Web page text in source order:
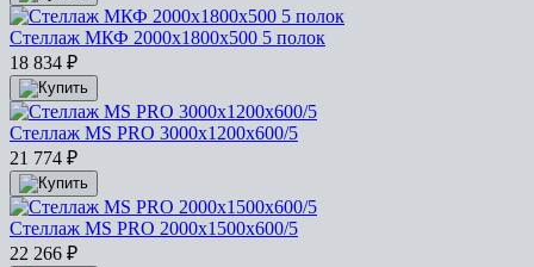
Стеллаж МКФ 2000х1800х500 5 полок
18 834 ₽
Стеллаж MS PRO 3000x1200x600/5
21 774 ₽
Стеллаж MS PRO 2000x1500x600/5
22 266 ₽